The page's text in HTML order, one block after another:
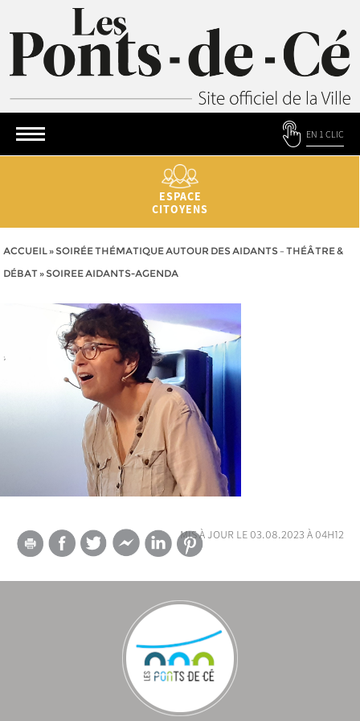
EN 1 CLIC
ESPACE
CITOYENS
ACCUEIL» SOIRÉE THÉMATIQUE AUTOUR DES AIDANTS – THÉÂTRE &
DÉBAT» SOIREE AIDANTS-AGENDA
mis à jour le 03.08.2023 à 04h12